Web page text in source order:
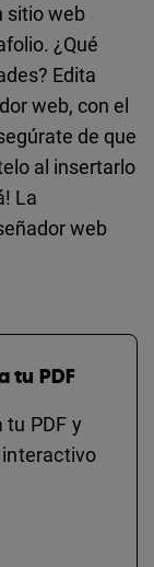
sitio web
¿Qué
Edita
web, con el
de que
al insertarlo
La
web
tu PDF
tu PDF y